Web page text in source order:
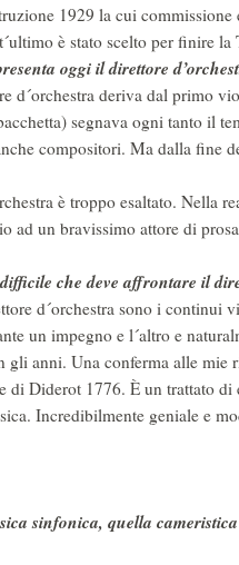
1929 la cui
è stato scelto per finire
oggi il direttore
d´orchestra deriva dal primo
segnava ogni tanto il
compositori. Ma dalla fine
è troppo esaltato. Nella
ad un bravissimo attore di
che deve affrontare il
d´orchestra sono i continui
un impegno e l´altro e
gli anni. Una conferma alle
di Diderot 1776. È un trattato di
Incredibilmente geniale e
sinfonica, quella